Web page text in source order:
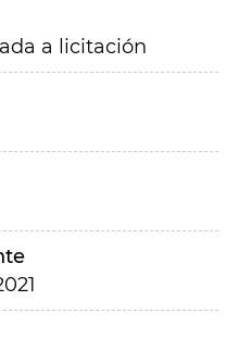
a licitación